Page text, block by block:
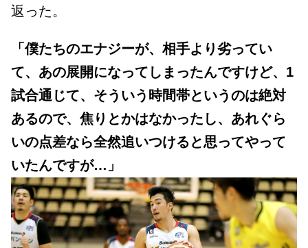
返った。
「僕たちのエナジーが、相手より劣ってい
て、あの展開になってしまったんですけど、1
試合通じて、そういう時間帯というのは絶対
あるので、焦りとかはなかったし、あれぐら
いの点差なら全然追いつけると思ってやって
いたんですが…」